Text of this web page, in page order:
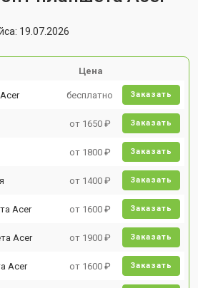
19.07.2026
Цена
бесплатно Заказать
от 1650 ₽ Заказать
от 1800 ₽ Заказать
от 1400 ₽ Заказать
Acer от 1600 ₽ Заказать
Acer от 1900 ₽ Заказать
Acer от 1600 ₽ Заказать